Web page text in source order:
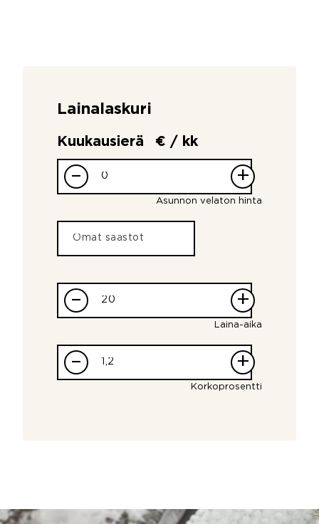
Lainalaskuri
Kuukausierä € / kk
– +
Asunnon velaton hinta
– +
Laina-aika
– +
Korkoprosentti